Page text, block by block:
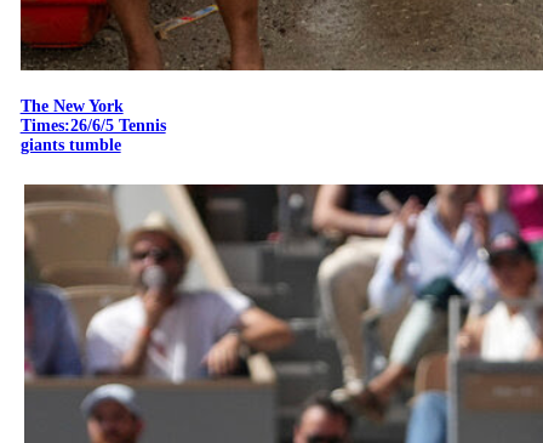
The New York
Times:26/6/5 Tennis
giants tumble